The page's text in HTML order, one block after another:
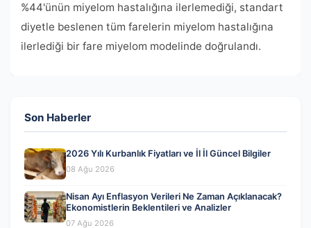
%44'ünün miyelom hastalığına ilerlemediği, standart
diyetle beslenen tüm farelerin miyelom hastalığına
ilerlediği bir fare miyelom modelinde doğrulandı.
Son Haberler
2026 Yılı Kurbanlık Fiyatları ve İl İl Güncel Bilgiler
08 Ağu 2026
Nisan Ayı Enflasyon Verileri Ne Zaman Açıklanacak?
Ekonomistlerin Beklentileri ve Analizler
07 Ağu 2026